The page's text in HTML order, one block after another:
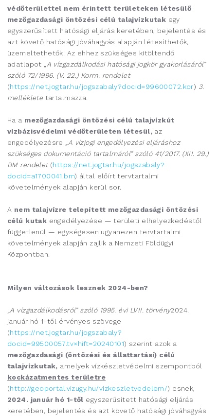
védőterülettel nem érintett területeken létesülő
mezőgazdasági öntözési célú talajvízkutak egy
egyszerűsített hatósági eljárás keretében, bejelentés és
azt követő hatósági jóváhagyás alapján létesíthetők,
üzemeltethetők. Az ehhez szükséges kitöltendő
adatlapot
„A vízgazdálkodási hatósági jogkör gyakorlásáról”
szóló 72/1996. (V. 22.) Korm. rendelet
(https://net.jogtar.hu/jogszabaly?docid=99600072.kor) 3.
melléklete tartalmazza.
Ha a mezőgazdasági öntözési célú talajvízkút
vízbázisvédelmi védőterületen létesül, az
engedélyezésre
„A vízjogi engedélyezési eljáráshoz
szükséges dokumentáció tartalmáról” szóló 41/2017. (XII. 29.)
BM rendelet(https://net.jogtar.hu/jogszabaly?
docid=a1700041.bm) által előírt tervtartalmi
követelmények alapján kerül sor.
A nem talajvízre telepített mezőgazdasági öntözési
célú kutak engedélyezése — területi elhelyezkedéstől
függetlenül — egységesen ugyanezen tervtartalmi
követelmények alapján zajlik a Nemzeti Földügyi
Központban.
Milyen változások lesznek 2024-ben?
„A vízgazdálkodásról” szóló 1995. évi LVII. törvény2024.
január hó 1-től érvényes szövege
(https://net.jogtar.hu/jogszabaly?
docid=99500057.tv×hift=20240101) szerint azok a
mezőgazdasági (öntözési és állattartási) célú
talajvízkutak, amelyek vízkészletvédelmi szempontból
kockázatmentes területre
(http://geoportal.vizugy.hu/vizkeszletvedelem/) esnek,
2024. január hó 1-től egyszerűsített hatósági eljárás
keretében, bejelentés és azt követő hatósági jóváhagyás